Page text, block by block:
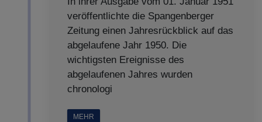
veröffentlichte die Spangenberger
Zeitung einen Jahresrückblick auf das
abgelaufene Jahr 1950. Die
wichtigsten Ereignisse des
abgelaufenen Jahres wurden
chronologi
MEHR